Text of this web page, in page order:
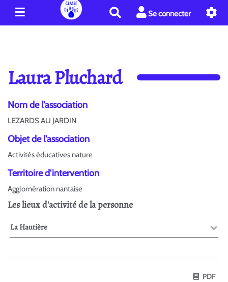
e
r
c
Se connecter
Laura Pluchard
Nom de l'association
LEZARDS AU JARDIN
Objet de l'association
Activités éducatives nature
Territoire d'intervention
Agglomération nantaise
Les lieux d'activité de la personne
La Hautière
PDF